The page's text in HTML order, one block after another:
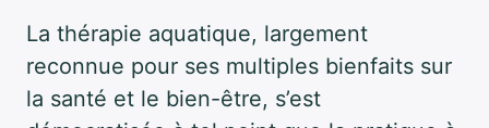
La thérapie aquatique, largement
reconnue pour ses multiples bienfaits sur
la santé et le bien-être, s’est